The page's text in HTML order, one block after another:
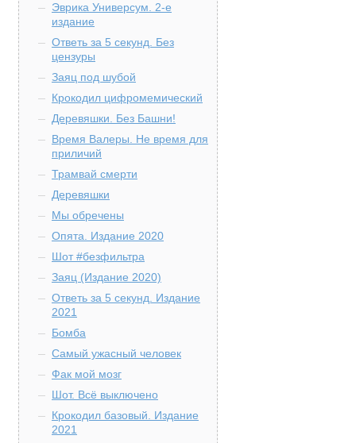
Эврика Универсум. 2-е
издание
Ответь за 5 секунд. Без
цензуры
Заяц под шубой
Крокодил цифромемический
Деревяшки. Без Башни!
Время Валеры. Не время для
приличий
Трамвай смерти
Деревяшки
Мы обречены
Опята. Издание 2020
Шот #безфильтра
Заяц (Издание 2020)
Ответь за 5 секунд. Издание
2021
Бомба
Самый ужасный человек
Фак мой мозг
Шот. Всё выключено
Крокодил базовый. Издание
2021